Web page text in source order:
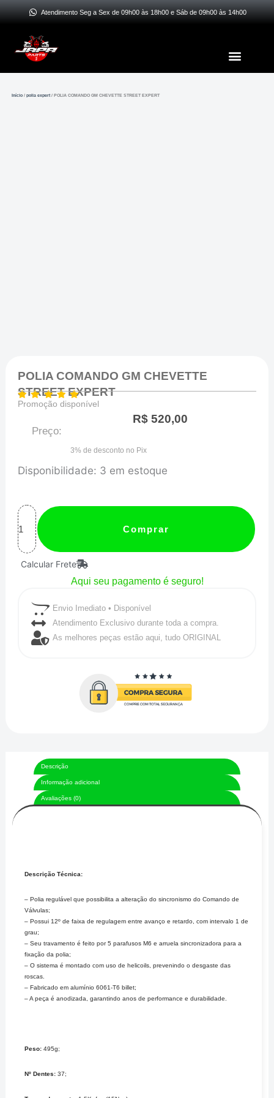
Ir
conteúdo
Atendimento Seg a Sex de 09h00 às 18h00 e Sáb de 09h00 às 14h00
Menu
Início /polia expert/ POLIA COMANDO GM CHEVETTE STREET EXPERT
POLIA COMANDO GM CHEVETTE
STREET EXPERT
Promoção disponível
Preço:
R$520,00
3% de desconto no Pix
Disponibilidade: 3 em estoque
POLIA
GM
CHEVETTE
STREET
EXPERT
quantidade
Comprar
Calcular Frete
Aqui seu pagamento é seguro!
Envio Imediato • Disponível
Atendimento Exclusivo durante toda a compra.
As melhores peças estão aqui, tudo ORIGINAL
Descrição
Informação adicional
Avaliações (0)
Descrição Técnica:
– Polia regulável que possibilita a alteração do sincronismo do Comando de
Válvulas;
– Possui 12º de faixa de regulagem entre avanço e retardo, com intervalo 1 de
grau;
– Seu travamento é feito por 5 parafusos M6 e arruela sincronizadora para a
fixação da polia;
– O sistema é montado com uso de helicoils, prevenindo o desgaste das
roscas.
– Fabricado em alumínio 6061-T6 billet;
– A peça é anodizada, garantindo anos de performance e durabilidade.
Peso: 495g;
Nº Dentes: 37;